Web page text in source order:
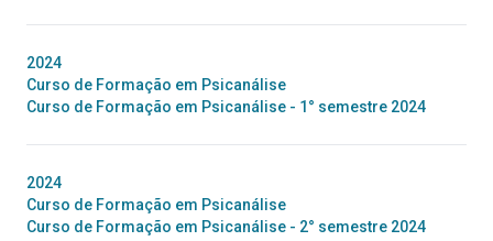
2024
Curso de Formação em Psicanálise
Curso de Formação em Psicanálise - 1° semestre 2024
2024
Curso de Formação em Psicanálise
Curso de Formação em Psicanálise - 2° semestre 2024